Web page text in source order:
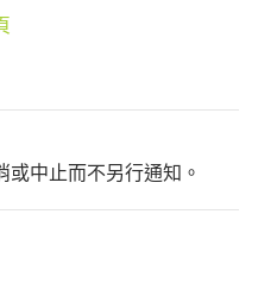
中止而不另行通知。